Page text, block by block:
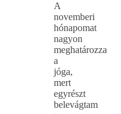
A
novemberi
hónapomat
nagyon
meghatározza
a
jóga,
mert
egyrészt
belevágtam